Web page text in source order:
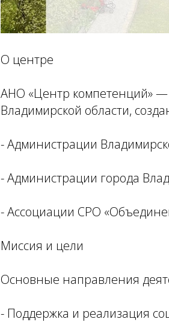
О центре
АНО «Центр компетенций» —
Владимирской области,
- Администрации
- Администрации города
- Ассоциации СРО
Миссия и цели
Основные направления
- Поддержка и реализация